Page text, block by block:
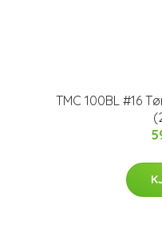
TMC 100BL #16